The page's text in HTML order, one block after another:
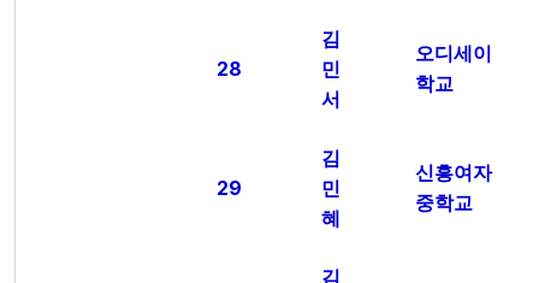
28
김
민
서
오디세이
학교
29
김
민
혜
신흥여자
중학교
김